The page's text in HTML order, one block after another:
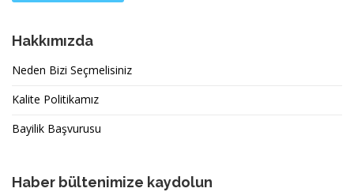
Hakkımızda
Neden Bizi Seçmelisiniz
Kalite Politikamız
Bayilik Başvurusu
Haber bültenimize kaydolun